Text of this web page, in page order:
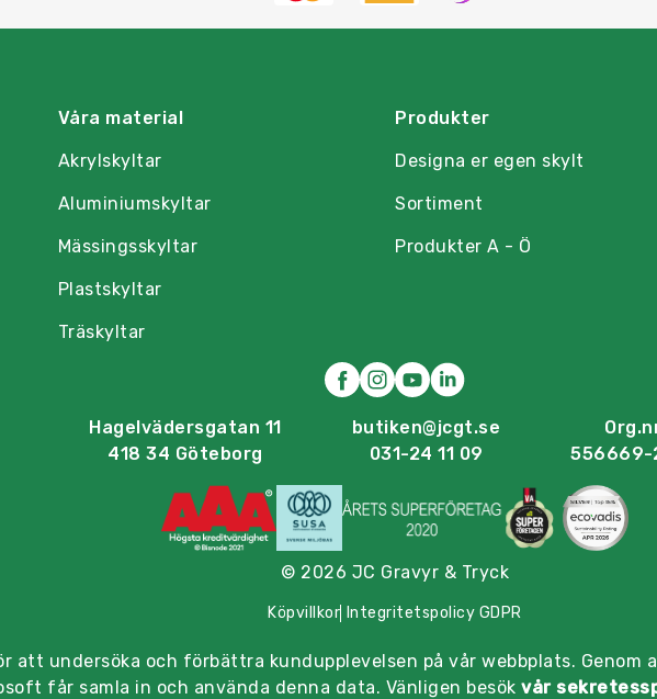
Våra material
Akrylskyltar
Aluminiumskyltar
Mässingsskyltar
Plastskyltar
Träskyltar
Produkter
Designa er egen skylt
Sortiment
Produkter A - Ö
Hagelvädersgatan 11
418 34 Göteborg
butiken@jcgt.se
031-24 11 09
556669-
© 2026 JC Gravyr & Tryck
Köpvillkor Integritetspolicy GDPR
att undersöka och förbättra kundupplevelsen på vår webbplats.
får samla in och använda denna data. Vänligen besökvår